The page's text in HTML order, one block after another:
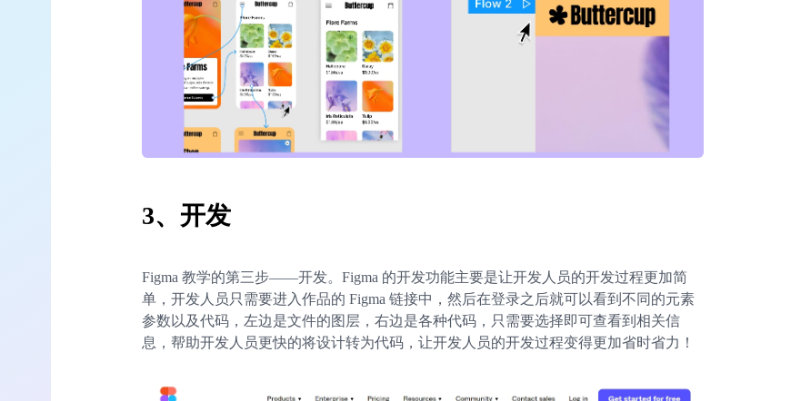
3、开发
Figma 教学的第三步——开发。Figma 的开发功能主要是让开发人员的开发过程更加简
单，开发人员只需要进入作品的 Figma 链接中，然后在登录之后就可以看到不同的元素
参数以及代码，左边是文件的图层，右边是各种代码，只需要选择即可查看到相关信
息，帮助开发人员更快的将设计转为代码，让开发人员的开发过程变得更加省时省力！